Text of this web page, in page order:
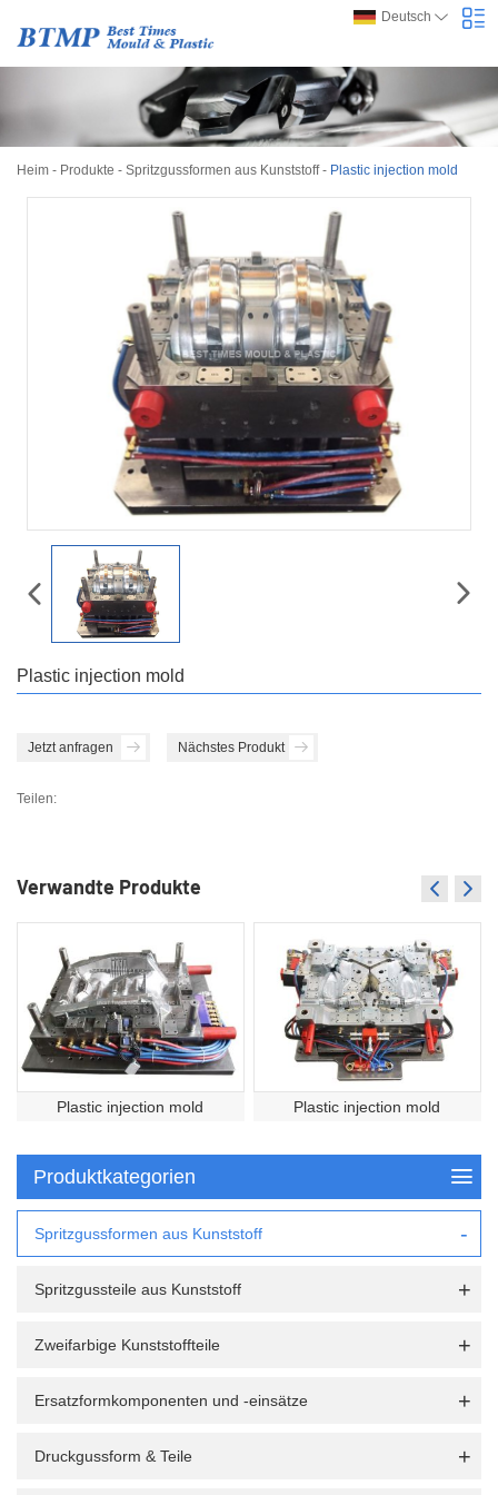
Deutsch
Heim - Produkte - Spritzgussformen aus Kunststoff- Plastic injection mold
Plastic injection mold
Jetzt anfragen Nächstes Produkt
Teilen:
Verwandte Produkte
Plastic injection mold Plastic injection mold
Produktkategorien
Spritzgussformen aus Kunststoff
Spritzgussteile aus Kunststoff
Zweifarbige Kunststoffteile
Ersatzformkomponenten und -einsätze
Druckgussform & Teile